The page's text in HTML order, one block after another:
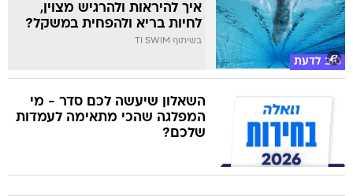
טוב לדעת
איך להיראות ולהרגיש מצוין,
לחיות בריא ולהפחית במשקל?
בשיתוף TI SWIM
השאלון שיעשה לכם סדר - מי
המפלגה שהכי מתאימה לעמדות
שלכם?